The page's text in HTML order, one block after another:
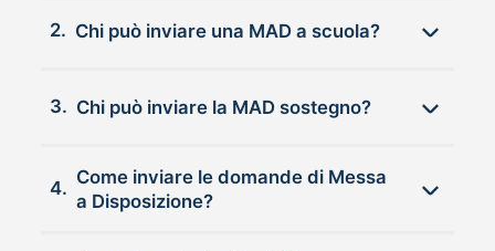
2. Chi può inviare una MAD a scuola?
3. Chi può inviare la MAD sostegno?
4.
Come inviare le domande di Messa
a Disposizione?